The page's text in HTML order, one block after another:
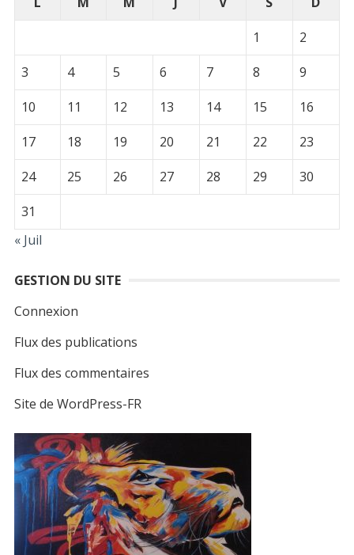
1
2
3
4 5 6 7 8
9
10
11 12 13 14 15
16
17
18 19 20 21 22
23
24
25 26 27 28 29
30
31
« Juil
GESTION DU SITE
Connexion
Flux des publications
Flux des commentaires
Site de WordPress-FR